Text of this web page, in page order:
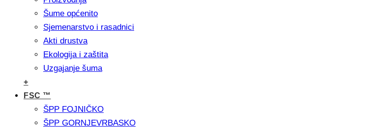
Šume općenito
Sjemenarstvo i rasadnici
Akti drustva
Ekologija i zaštita
Uzgajanje šuma
+
FSC ™
ŠPP FOJNIČKO
ŠPP GORNJEVRBASKO